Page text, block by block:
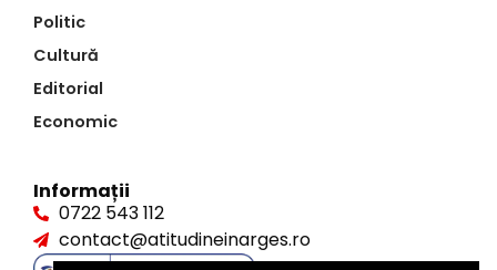
Politic
Cultură
Editorial
Economic
Informații
0722 543 112
contact@atitudineinarges.ro